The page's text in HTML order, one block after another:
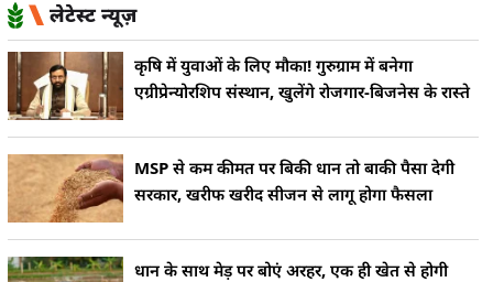
लेटेस्ट न्यूज़
कृषि में युवाओं के लिए मौका! गुरुग्राम में बनेगा
एग्रीप्रेन्योरशिप संस्थान, खुलेंगे रोजगार-बिजनेस के रास्ते
MSP से कम कीमत पर बिकी धान तो बाकी पैसा देगी
सरकार, खरीफ खरीद सीजन से लागू होगा फैसला
धान के साथ मेड़ पर बोएं अरहर, एक ही खेत से होगी